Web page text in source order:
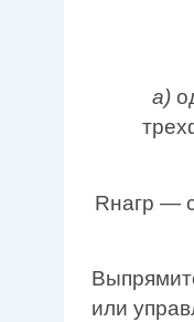
а)
Rнагр —
или